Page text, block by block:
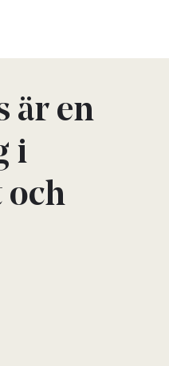
är en
i
och